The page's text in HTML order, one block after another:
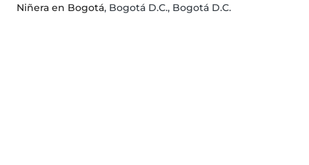
Niñera en Bogotá, Bogotá D.C., Bogotá D.C.